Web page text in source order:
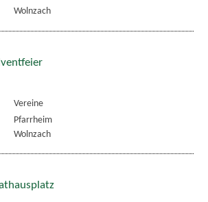
Wolnzach
Vereine
Pfarrheim
Wolnzach